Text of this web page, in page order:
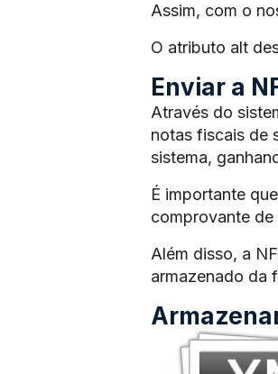
Assim, com o
O atributo alt
Enviar a
Através do
notas fiscais de
sistema,
É importante
comprovante de
Além disso, a
armazenado da